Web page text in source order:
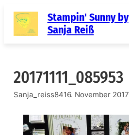
Inhalt
springen
Stampin' Sunny by
Sanja Reiß
20171111_085953
Sanja_reiss8416. November 2017